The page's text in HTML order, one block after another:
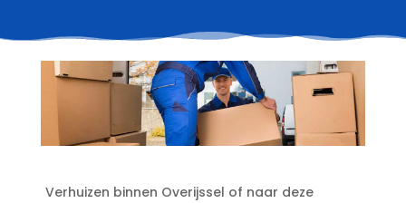
Verhuizen binnen Overijssel of naar deze